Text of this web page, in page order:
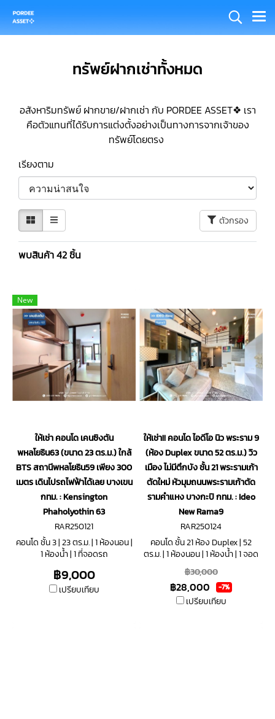
ทรัพย์ฝากเช่าทั้งหมด
อสังหาริมทรัพย์ ฝากขาย/ฝากเช่า กับ PORDEE ASSET❖ เรา
คือตัวแทนที่ได้รับการแต่งตั้งอย่างเป็นทางการจากเจ้าของ
ทรัพย์โดยตรง
เรียงตาม
ตัวกรอง
พบสินค้า 42 ชิ้น
New
ให้เช่า คอนโด เคนซิงตัน
พหลโยธิน63 (ขนาด 23 ตร.ม.) ใกล้
BTS สถานีพหลโยธิน59 เพียง 300
เมตร เดินไปรถไฟฟ้าได้เลย บางเขน
กทม. : Kensington
Phaholyothin 63
RAR250121
คอนโด ชั้น 3 | 23 ตร.ม. | 1 ห้องนอน |
1 ห้องน้ำ | 1 ที่จอดรถ
฿9,000
เปรียบเทียบ
ให้เช่า!! คอนโด ไอดีโอ นิว พระราม 9
(ห้อง Duplex ขนาด 52 ตร.ม.) วิว
เมือง ไม่มีตึกบัง ชั้น 21 พระรามเก้า
ตัดใหม่ หัวมุมถนนพระรามเก้าตัด
รามคำแหง บางกะปิ กทม. : Ideo
New Rama9
RAR250124
คอนโด ชั้น 21 ห้อง Duplex | 52
ตร.ม. | 1 ห้องนอน | 1 ห้องน้ำ | 1 จอด
฿30,000
฿28,000 -7%
เปรียบเทียบ